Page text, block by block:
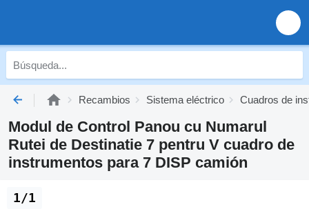
Recambios Sistema eléctrico Cuadros de
Modul de Control Panou cu Numarul
Rutei de Destinatie 7 pentru V cuadro de
instrumentos para 7 DISP camión
1/1